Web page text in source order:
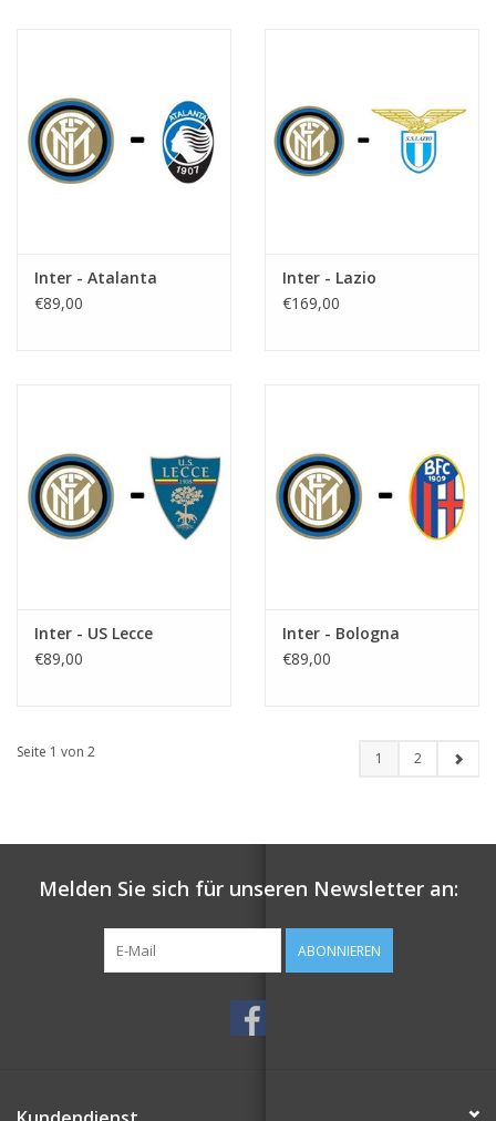
Inter - Atalanta
€89,00
Inter - Lazio
€169,00
Inter - US Lecce
€89,00
Inter - Bologna
€89,00
Seite 1 von 2 1 2
Melden Sie sich für unseren Newsletter an:
ABONNIEREN